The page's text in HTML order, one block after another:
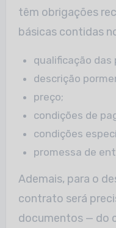
têm obrigações
básicas contidas
qualificação das
descrição
preço;
condições de
condições
promessa de
Ademais, para o
contrato será
documentos — do